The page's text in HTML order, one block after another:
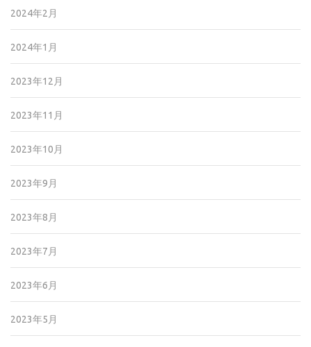
2024年2月
2024年1月
2023年12月
2023年11月
2023年10月
2023年9月
2023年8月
2023年7月
2023年6月
2023年5月